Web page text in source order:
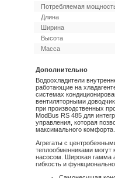
Потребляемая
Длина
Ширина
Высота
Масса
Дополнительно
Водоохладители
работающие на
системах
вентиляторными
при производственных
ModBus RS 485 для
управления, которая
максимального комфорта.
Агрегаты с
теплообменниками могут
насосом. Широкая гамма
гибкость и